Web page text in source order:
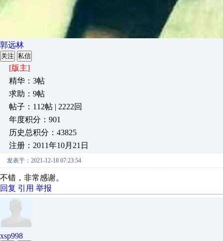
郭远林
关注 私信
[版主]
精华：3帖
求助：9帖
帖子：112帖 | 2222回
年度积分：901
历史总积分：43825
注册：2011年10月21日
发表于：2021-12-18 07:23:54
不错，非常感谢。
回复 引用 举报
xsp998